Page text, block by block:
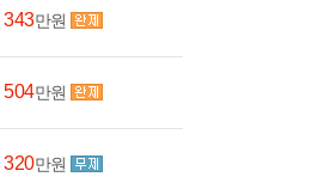
343만원
504만원
320만원